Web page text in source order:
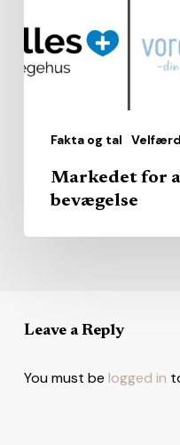
Fakta og tal Velfærd
bevægelse
Markedet for
bevægelse
Leave a Reply
You must be logged in